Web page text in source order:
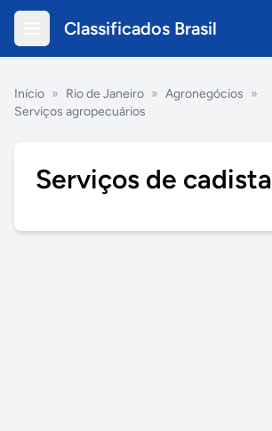
Classificados Brasil
Início » Rio de Janeiro » Agronegócios »
Serviços agropecuários
Serviços de cadista